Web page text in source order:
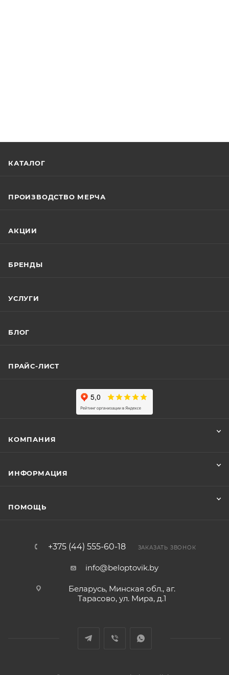
КАТАЛОГ
ПРОИЗВОДСТВО МЕРЧА
АКЦИИ
БРЕНДЫ
УСЛУГИ
БЛОГ
ПРАЙС-ЛИСТ
КОМПАНИЯ
ИНФОРМАЦИЯ
ПОМОЩЬ
+375 (44) 555-60-18 ЗАКАЗАТЬ ЗВОНОК
info@beloptovik.by
Беларусь, Минская обл., аг.
Тарасово, ул. Мира, д.1